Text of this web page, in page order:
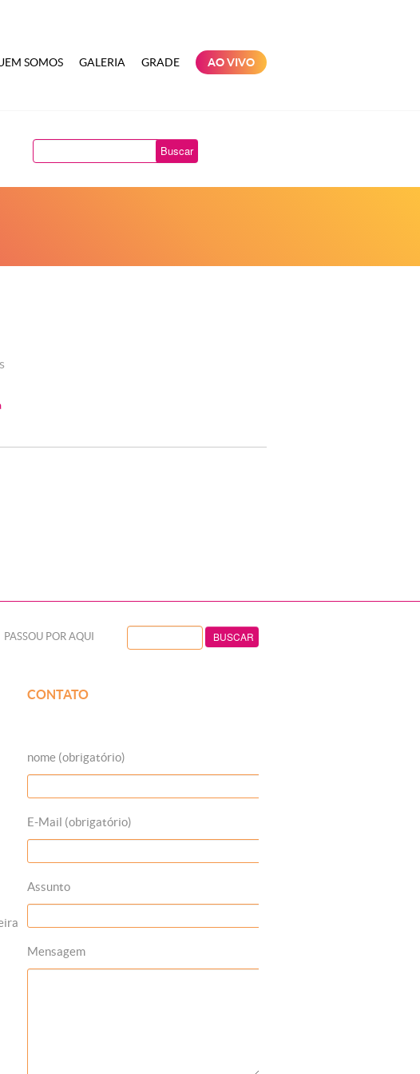
SOMOS GALERIA GRADE AO VIVO
Buscar
PASSOU POR AQUI
CONTATO
nome (obrigatório)
E-Mail (obrigatório)
Assunto
Mensagem